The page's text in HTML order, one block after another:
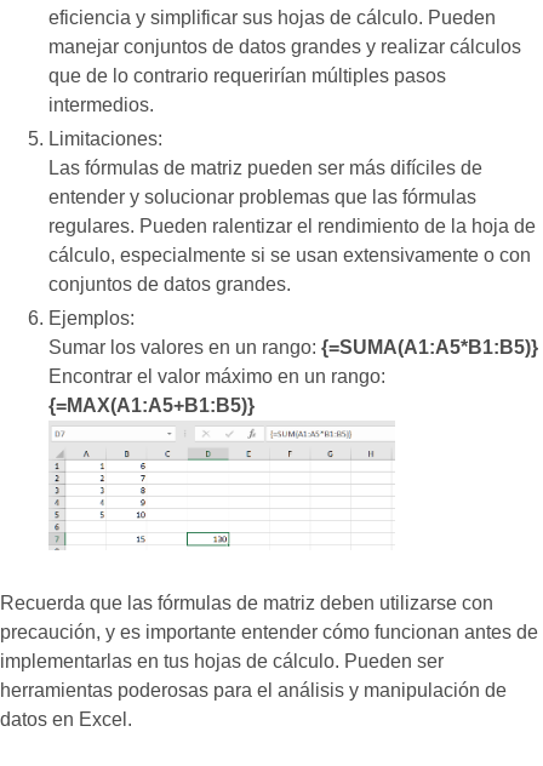
eficiencia y simplificar sus hojas de cálculo. Pueden
manejar conjuntos de datos grandes y realizar cálculos
que de lo contrario requerirían múltiples pasos
intermedios.
Limitaciones:
Las fórmulas de matriz pueden ser más difíciles de
entender y solucionar problemas que las fórmulas
regulares. Pueden ralentizar el rendimiento de la hoja de
cálculo, especialmente si se usan extensivamente o con
conjuntos de datos grandes.
Ejemplos:
Sumar los valores en un rango: {=SUMA(A1:A5*B1:B5)}
Encontrar el valor máximo en un rango:
{=MAX(A1:A5+B1:B5)}
Recuerda que las fórmulas de matriz deben utilizarse con
precaución, y es importante entender cómo funcionan antes de
implementarlas en tus hojas de cálculo. Pueden ser
herramientas poderosas para el análisis y manipulación de
datos en Excel.